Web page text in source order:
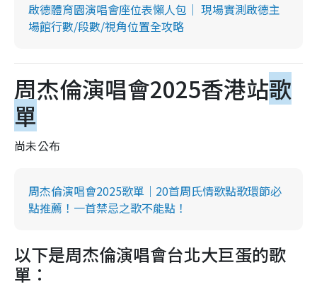
啟德體育園演唱會座位表懶人包｜ 現場實測啟德主
場館行數/段數/視角位置全攻略
周杰倫演唱會2025香港站歌
單
尚未公布
周杰倫演唱會2025歌單｜20首周氏情歌點歌環節必
點推薦！一首禁忌之歌不能點！
以下是周杰倫演唱會台北大巨蛋的歌
單：